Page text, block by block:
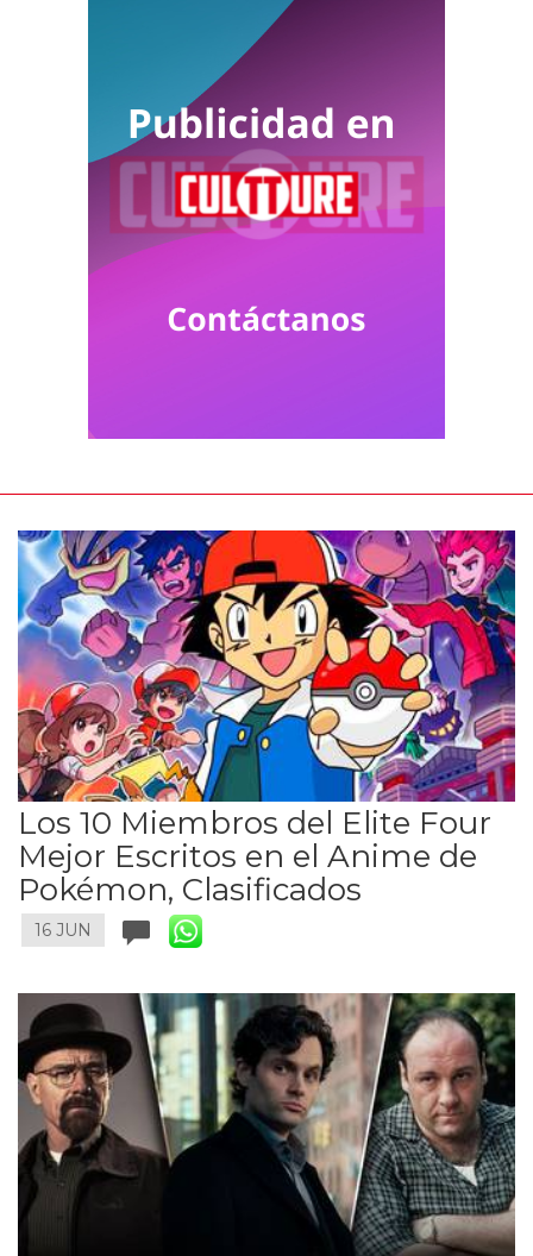
Los 10 Miembros del Elite Four
Mejor Escritos en el Anime de
Pokémon, Clasificados
16 JUN